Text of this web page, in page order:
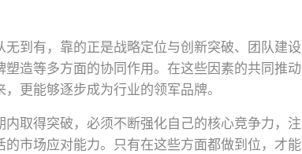
到有，靠的正是战略定位与创新突破、团队建设
造等多方面的协同作用。在这些因素的共同推动
更能够逐步成为行业的领军品牌。
取得突破，必须不断强化自己的核心竞争力，注
市场应对能力。只有在这些方面都做到位，才能